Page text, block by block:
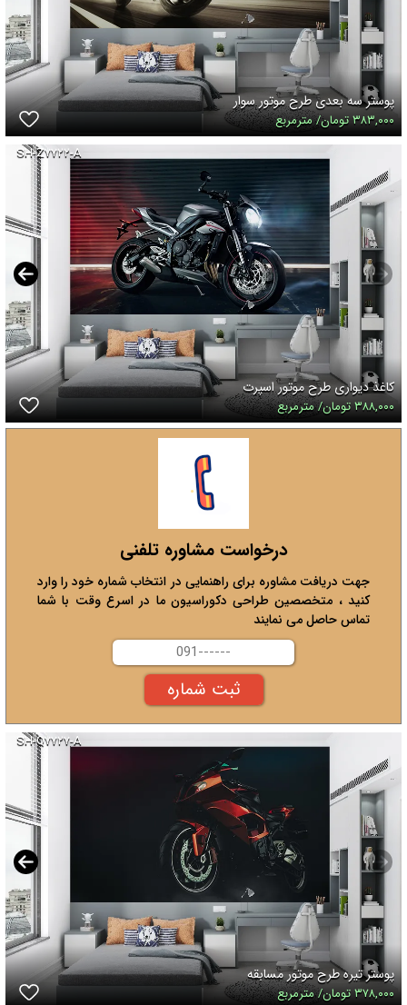
پوستر سه بعدی طرح موتور سوار
۳۸۳,۰۰۰ تومان/ مترمربع
SH-Z۷۷۲۲-A
کاغذ دیواری طرح موتور اسپرت
۳۸۸,۰۰۰ تومان/ مترمربع
درخواست مشاوره تلفنی
جهت دریافت مشاوره برای راهنمایی در انتخاب شماره خود را وارد
کنید ، متخصصین طراحی دکوراسیون ما در اسرع وقت با شما
تماس حاصل می نمایند
SH-Q۷۷۲۷-A
پوستر تیره طرح موتور مسابقه
۳۷۸,۰۰۰ تومان/ مترمربع